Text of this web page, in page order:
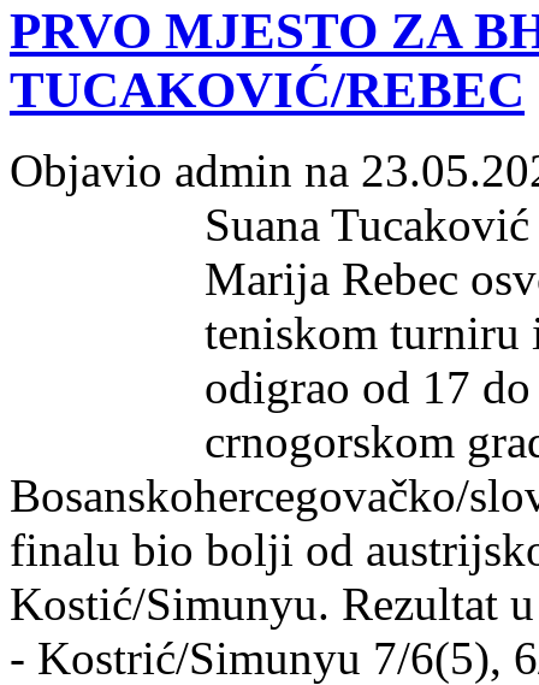
PRVO MJESTO ZA
TUCAKOVIĆ/REBEC
Objavio admin na
Suana
Marija Rebec
teniskom turniru
odigrao od 17
crnogorskom
Bosanskohercegovačko/
finalu bio bolji od
Kostić/Simunyu. Rezultat
- Kostrić/Simunyu 7/6(5),